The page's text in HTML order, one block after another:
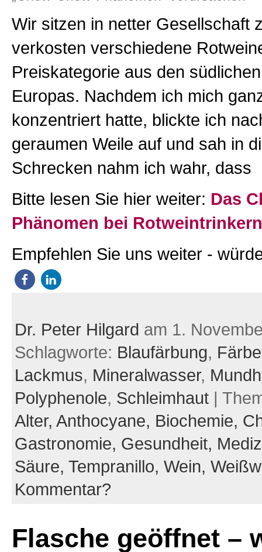
Wir sitzen in netter Gesellschaft
verkosten verschiedene
Preiskategorie aus den
Europas. Nachdem ich mich
konzentriert hatte, blickte ich
geraumen Weile auf und sah in
Schrecken nahm ich wahr, dass
Bitte lesen Sie hier weiter: Das
Phänomen bei Rotweintrinkern
Empfehlen Sie uns weiter -
Dr. Peter Hilgard am 1.
Schlagworte: Blaufärbung,
Lackmus, Mineralwasser,
Polyphenole, Schleimhaut|
Alter, Anthocyane, Biochemie,
Gastronomie, Gesundheit,
Säure, Tempranillo, Wein,
Kommentar?
Flasche geöffnet –